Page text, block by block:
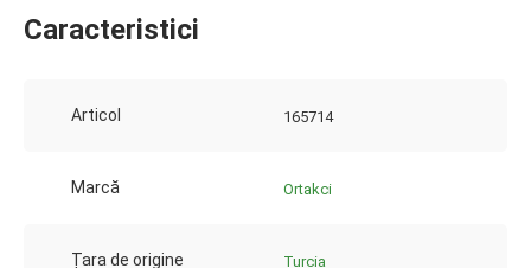
Caracteristici
Articol 165714
Marcă Ortakci
Țara de origine Turcia